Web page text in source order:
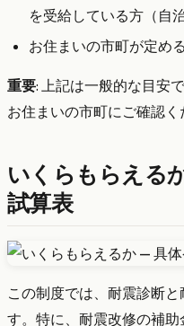
を受給している方（自
お住まいの市町が定め
重要: 上記は一般的な目安
お住まいの市町にご確認く
いくらもらえる
試算表
この制度では、耐震診断
す。特に、耐震改修の補